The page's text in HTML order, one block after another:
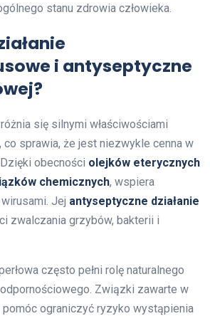
stanu zdrowia człowieka.
i antyseptyczne
się silnymi właściwościami
sprawia, że jest niezwykle cenna w
obecności olejków eterycznych
chemicznych, wspiera
Jej antyseptyczne działanie
zwalczania grzybów, bakterii i
często pełni rolę naturalnego
Związki zawarte w
ograniczyć ryzyko wystąpienia